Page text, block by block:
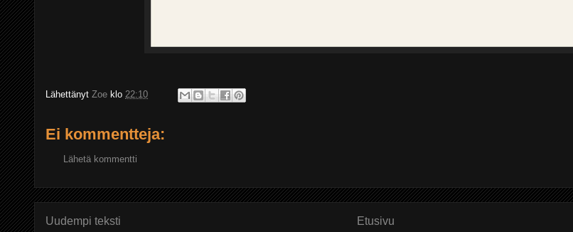
Lähettänyt Zoe klo 22:10
Ei kommentteja:
Lähetä kommentti
Uudempi teksti Etusivu